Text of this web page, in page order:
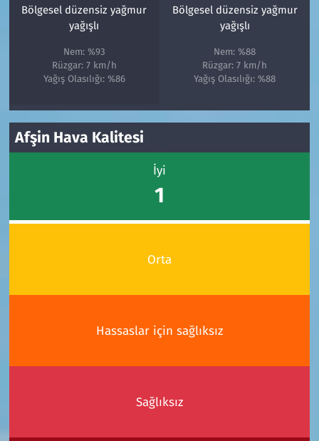
Bölgesel düzensiz yağmur
yağışlı
Nem: %93
Rüzgar: 7 km/h
Yağış Olasılığı: %86
Bölgesel düzensiz yağmur
yağışlı
Nem: %88
Rüzgar: 7 km/h
Yağış Olasılığı: %88
Afşin Hava Kalitesi
İyi
1
Orta
Hassaslar için sağlıksız
Sağlıksız